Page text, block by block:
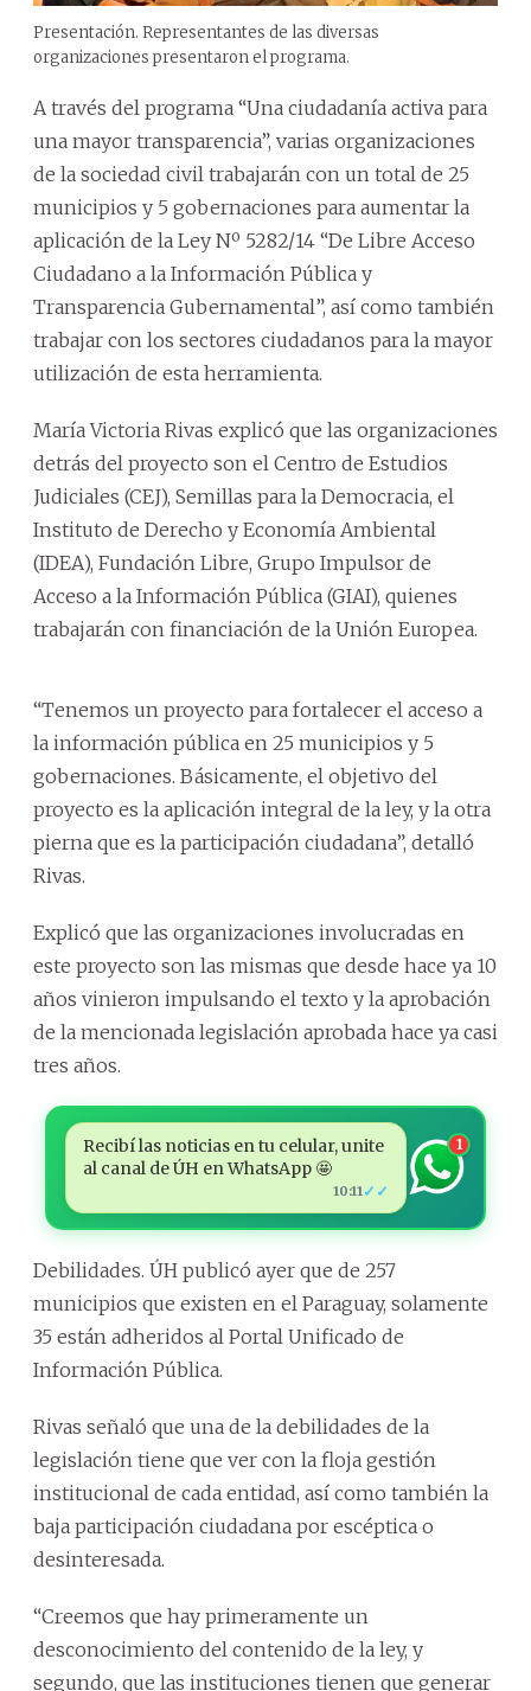
Presentación. Representantes de las diversas
organizaciones presentaron el programa.
A través del programa “Una ciudadanía activa para
una mayor transparencia”, varias organizaciones
de la sociedad civil trabajarán con un total de 25
municipios y 5 gobernaciones para aumentar la
aplicación de la Ley Nº 5282/14 “De Libre Acceso
Ciudadano a la Información Pública y
Transparencia Gubernamental”, así como también
trabajar con los sectores ciudadanos para la mayor
utilización de esta herramienta.
María Victoria Rivas explicó que las organizaciones
detrás del proyecto son el Centro de Estudios
Judiciales (CEJ), Semillas para la Democracia, el
Instituto de Derecho y Economía Ambiental
(IDEA), Fundación Libre, Grupo Impulsor de
Acceso a la Información Pública (GIAI), quienes
trabajarán con financiación de la Unión Europea.
“Tenemos un proyecto para fortalecer el acceso a
la información pública en 25 municipios y 5
gobernaciones. Básicamente, el objetivo del
proyecto es la aplicación integral de la ley, y la otra
pierna que es la participación ciudadana”, detalló
Rivas.
Explicó que las organizaciones involucradas en
este proyecto son las mismas que desde hace ya 10
años vinieron impulsando el texto y la aprobación
de la mencionada legislación aprobada hace ya casi
tres años.
Recibí las noticias en tu celular, unite
al canal de ÚH en WhatsApp 🤩
10:11 ✓✓
1
Debilidades. ÚH publicó ayer que de 257
municipios que existen en el Paraguay, solamente
35 están adheridos al Portal Unificado de
Información Pública.
Rivas señaló que una de la debilidades de la
legislación tiene que ver con la floja gestión
institucional de cada entidad, así como también la
baja participación ciudadana por escéptica o
desinteresada.
“Creemos que hay primeramente un
desconocimiento del contenido de la ley, y
segundo, que las instituciones tienen que generar